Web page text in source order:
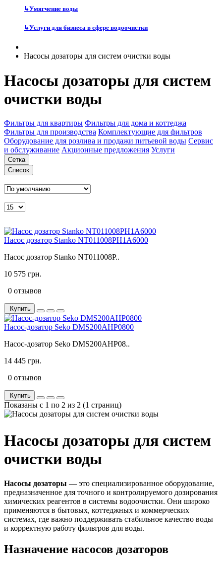
↳Умягчение воды
↳Услуги для бизнеса в сфере водоочистки
Насосы дозаторы для систем очистки воды
Насосы дозаторы для систем
очистки воды
Фильтры для квартиры Фильтры для дома и коттеджа
Фильтры для производства Комплектующие для фильтров
Оборудование для розлива и продажи питьевой воды Сервис
и обслуживание Акционные предложения Услуги
Сетка
Список
Насос дозатор Stanko NT011008PH1A6000
Насос дозатор Stanko NT011008P..
10 575 грн.
0 отзывов
Купить
Насос-дозатор Seko DMS200AHP0800
Насос-дозатор Seko DMS200AHP08..
14 445 грн.
0 отзывов
Купить
Показаны с 1 по 2 из 2 (1 страниц)
Насосы дозаторы для систем
очистки воды
Насосы дозаторы — это специализированное оборудование,
предназначенное для точного и контролируемого дозирования
химических реагентов в системы водоочистки. Они широко
применяются в бытовых, коттеджных и коммерческих
системах, где важно поддерживать стабильное качество воды
и корректную работу фильтров для воды.
Назначение насосов дозаторов